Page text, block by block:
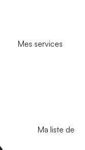
Mes services
Ma liste de